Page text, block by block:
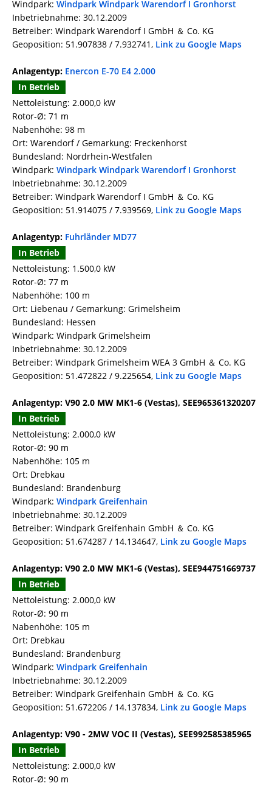
Windpark: Windpark Windpark Warendorf I Gronhorst
Inbetriebnahme: 30.12.2009
Betreiber: Windpark Warendorf I GmbH ＆ Co. KG
Geoposition: 51.907838 / 7.932741, Link zu Google Maps
Anlagentyp: Enercon E-70 E4 2.000
In Betrieb
Nettoleistung: 2.000,0 kW
Rotor-Ø: 71 m
Nabenhöhe: 98 m
Ort: Warendorf / Gemarkung: Freckenhorst
Bundesland: Nordrhein-Westfalen
Windpark: Windpark Windpark Warendorf I Gronhorst
Inbetriebnahme: 30.12.2009
Betreiber: Windpark Warendorf I GmbH ＆ Co. KG
Geoposition: 51.914075 / 7.939569, Link zu Google Maps
Anlagentyp: Fuhrländer MD77
In Betrieb
Nettoleistung: 1.500,0 kW
Rotor-Ø: 77 m
Nabenhöhe: 100 m
Ort: Liebenau / Gemarkung: Grimelsheim
Bundesland: Hessen
Windpark: Windpark Grimelsheim
Inbetriebnahme: 30.12.2009
Betreiber: Windpark Grimelsheim WEA 3 GmbH ＆ Co. KG
Geoposition: 51.472822 / 9.225654, Link zu Google Maps
Anlagentyp: V90 2.0 MW MK1-6 (Vestas), SEE965361320207
In Betrieb
Nettoleistung: 2.000,0 kW
Rotor-Ø: 90 m
Nabenhöhe: 105 m
Ort: Drebkau
Bundesland: Brandenburg
Windpark: Windpark Greifenhain
Inbetriebnahme: 30.12.2009
Betreiber: Windpark Greifenhain GmbH ＆ Co. KG
Geoposition: 51.674287 / 14.134647, Link zu Google Maps
Anlagentyp: V90 2.0 MW MK1-6 (Vestas), SEE944751669737
In Betrieb
Nettoleistung: 2.000,0 kW
Rotor-Ø: 90 m
Nabenhöhe: 105 m
Ort: Drebkau
Bundesland: Brandenburg
Windpark: Windpark Greifenhain
Inbetriebnahme: 30.12.2009
Betreiber: Windpark Greifenhain GmbH ＆ Co. KG
Geoposition: 51.672206 / 14.137834, Link zu Google Maps
Anlagentyp: V90 - 2MW VOC II (Vestas), SEE992585385965
In Betrieb
Nettoleistung: 2.000,0 kW
Rotor-Ø: 90 m